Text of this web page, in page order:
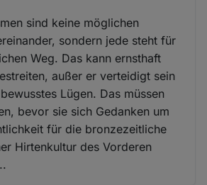
sind keine möglichen
sondern jede steht für
Weg. Das kann ernsthaft
außer er verteidigt sein
Lügen. Das müssen
bevor sie sich Gedanken um
für die bronzezeitliche
Hirtenkultur des Vorderen